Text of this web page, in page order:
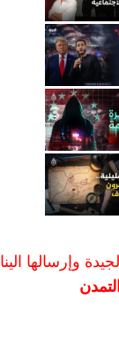
وإرسالها الينا